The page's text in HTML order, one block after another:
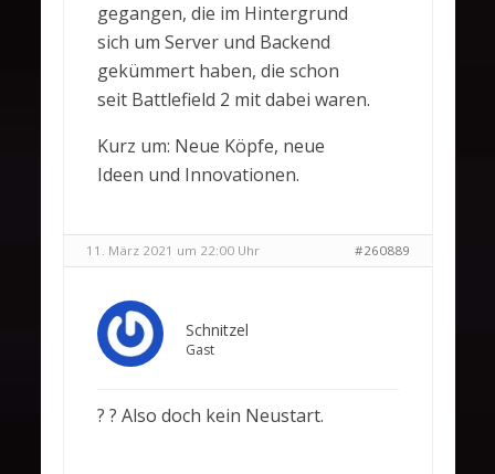
gegangen, die im Hintergrund
sich um Server und Backend
gekümmert haben, die schon
seit Battlefield 2 mit dabei waren.
Kurz um: Neue Köpfe, neue
Ideen und Innovationen.
11. März 2021 um 22:00 Uhr #260889
Schnitzel
Gast
? ? Also doch kein Neustart.